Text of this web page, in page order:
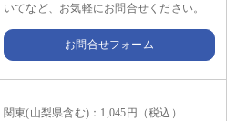
いてなど、お気軽にお問合せください。
お問合せフォーム
関東(山梨県含む)：1,045円（税込）